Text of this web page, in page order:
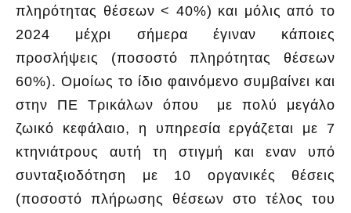
πληρότητας θέσεων < 40%) και μόλις από το
2024 μέχρι σήμερα έγιναν κάποιες
προσλήψεις (ποσοστό πληρότητας θέσεων
60%). Ομοίως το ίδιο φαινόμενο συμβαίνει και
στην ΠΕ Τρικάλων όπου με πολύ μεγάλο
ζωικό κεφάλαιο, η υπηρεσία εργάζεται με 7
κτηνιάτρους αυτή τη στιγμή και εναν υπό
συνταξιοδότηση με 10 οργανικές θέσεις
(ποσοστό πλήρωσης θέσεων στο τέλος του